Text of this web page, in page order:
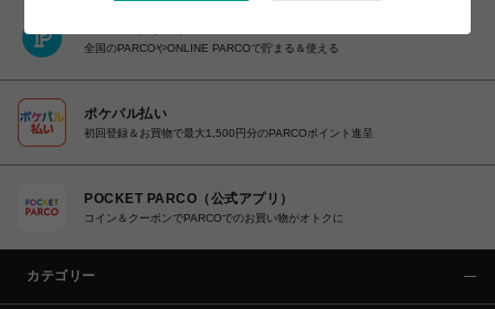
全国のPARCOやONLINE PARCOで貯まる＆使える
ポケパル払い
初回登録＆お買物で最大1,500円分のPARCOポイント進呈
POCKET PARCO（公式アプリ）
コイン＆クーポンでPARCOでのお買い物がオトクに
カテゴリー